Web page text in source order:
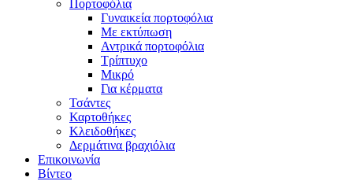
Πορτοφόλια
Γυναικεία πορτοφόλια
Με εκτύπωση
Αντρικά πορτοφόλια
Τρίπτυχο
Μικρό
Για κέρματα
Τσάντες
Καρτοθήκες
Κλειδοθήκες
Δερμάτινα βραχιόλια
Επικοινωνία
Βίντεο